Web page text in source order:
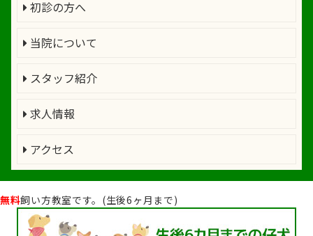
初診の方へ
当院について
スタッフ紹介
求人情報
アクセス
無料飼い方教室です。(生後6ヶ月まで)